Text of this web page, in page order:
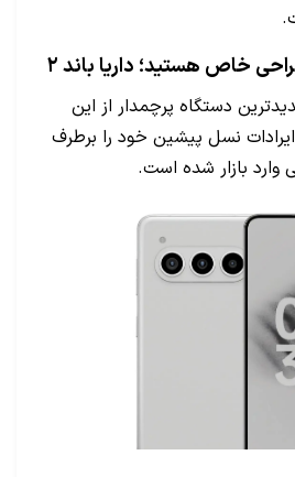
خاص هستید؛ داریا باند ۲
جدید‌ترین دستگاه پرچمدار از این
نسل پیشین خود را برطرف
بازار شده است.